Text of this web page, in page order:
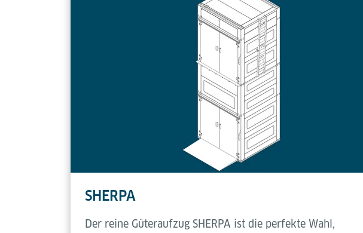
SHERPA
Der reine Güteraufzug SHERPA ist die perfekte Wahl,